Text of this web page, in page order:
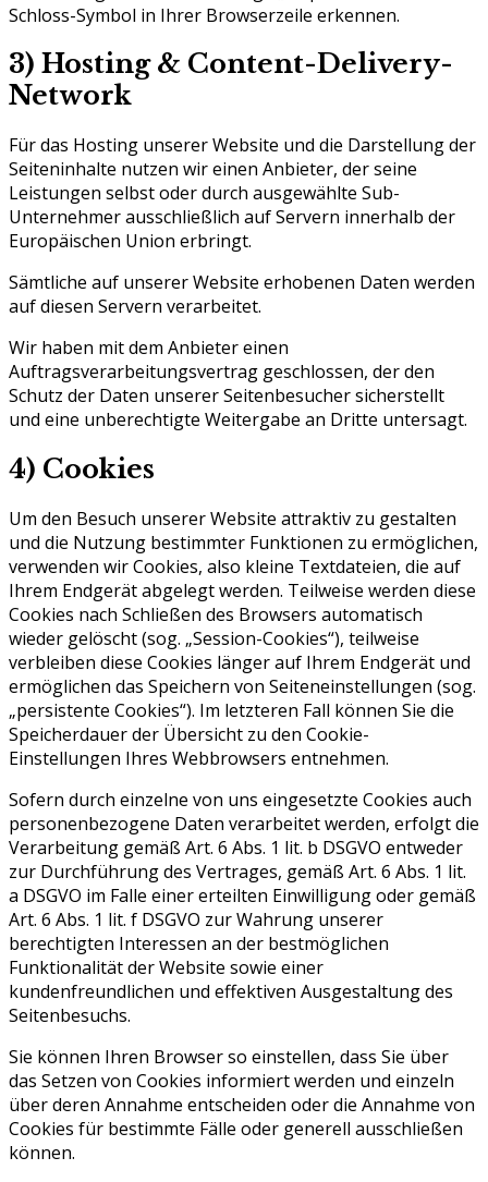
Schloss-Symbol in Ihrer Browserzeile erkennen.
3) Hosting & Content-Delivery-
Network
Für das Hosting unserer Website und die Darstellung der
Seiteninhalte nutzen wir einen Anbieter, der seine
Leistungen selbst oder durch ausgewählte Sub-
Unternehmer ausschließlich auf Servern innerhalb der
Europäischen Union erbringt.
Sämtliche auf unserer Website erhobenen Daten werden
auf diesen Servern verarbeitet.
Wir haben mit dem Anbieter einen
Auftragsverarbeitungsvertrag geschlossen, der den
Schutz der Daten unserer Seitenbesucher sicherstellt
und eine unberechtigte Weitergabe an Dritte untersagt.
4) Cookies
Um den Besuch unserer Website attraktiv zu gestalten
und die Nutzung bestimmter Funktionen zu ermöglichen,
verwenden wir Cookies, also kleine Textdateien, die auf
Ihrem Endgerät abgelegt werden. Teilweise werden diese
Cookies nach Schließen des Browsers automatisch
wieder gelöscht (sog. „Session-Cookies“), teilweise
verbleiben diese Cookies länger auf Ihrem Endgerät und
ermöglichen das Speichern von Seiteneinstellungen (sog.
„persistente Cookies“). Im letzteren Fall können Sie die
Speicherdauer der Übersicht zu den Cookie-
Einstellungen Ihres Webbrowsers entnehmen.
Sofern durch einzelne von uns eingesetzte Cookies auch
personenbezogene Daten verarbeitet werden, erfolgt die
Verarbeitung gemäß Art. 6 Abs. 1 lit. b DSGVO entweder
zur Durchführung des Vertrages, gemäß Art. 6 Abs. 1 lit.
a DSGVO im Falle einer erteilten Einwilligung oder gemäß
Art. 6 Abs. 1 lit. f DSGVO zur Wahrung unserer
berechtigten Interessen an der bestmöglichen
Funktionalität der Website sowie einer
kundenfreundlichen und effektiven Ausgestaltung des
Seitenbesuchs.
Sie können Ihren Browser so einstellen, dass Sie über
das Setzen von Cookies informiert werden und einzeln
über deren Annahme entscheiden oder die Annahme von
Cookies für bestimmte Fälle oder generell ausschließen
können.